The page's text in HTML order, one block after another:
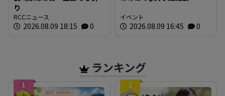
り
RCCニュース
2026.08.09 18:15 0
イベント
2026.08.09 16:45 0
ランキング
1 2